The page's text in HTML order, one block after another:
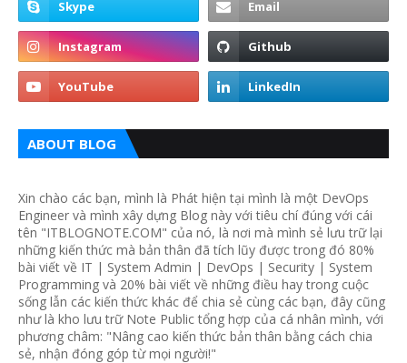
ABOUT BLOG
Xin chào các bạn, mình là Phát hiện tại mình là một DevOps
Engineer và mình xây dựng Blog này với tiêu chí đúng với cái
tên "ITBLOGNOTE.COM" của nó, là nơi mà mình sẻ lưu trữ lại
những kiến thức mà bản thân đã tích lũy được trong đó 80%
bài viết về IT | System Admin | DevOps | Security | System
Programming và 20% bài viết về những điều hay trong cuộc
sống lẫn các kiến thức khác để chia sẻ cùng các bạn, đây cũng
như là kho lưu trữ Note Public tổng hợp của cá nhân mình, với
phương châm: "Nâng cao kiến thức bản thân bằng cách chia
sẻ, nhận đóng góp từ mọi người!"